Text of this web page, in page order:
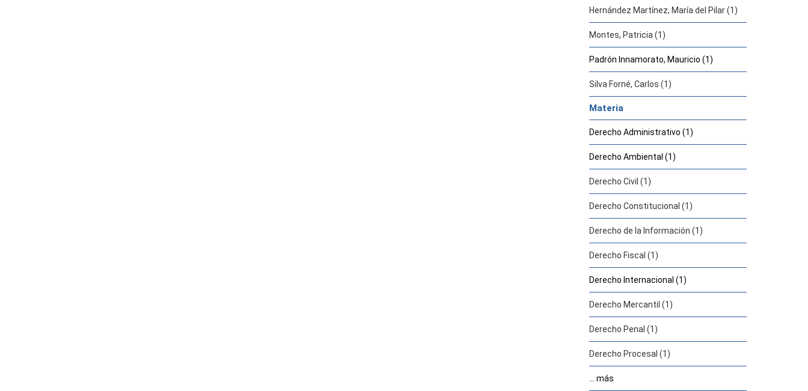
Hernández Martínez, María del Pilar (1)
Montes, Patricia (1)
Padrón Innamorato, Mauricio (1)
Silva Forné, Carlos (1)
Materia
Derecho Administrativo (1)
Derecho Ambiental (1)
Derecho Civil (1)
Derecho Constitucional (1)
Derecho de la Información (1)
Derecho Fiscal (1)
Derecho Internacional (1)
Derecho Mercantil (1)
Derecho Penal (1)
Derecho Procesal (1)
... más